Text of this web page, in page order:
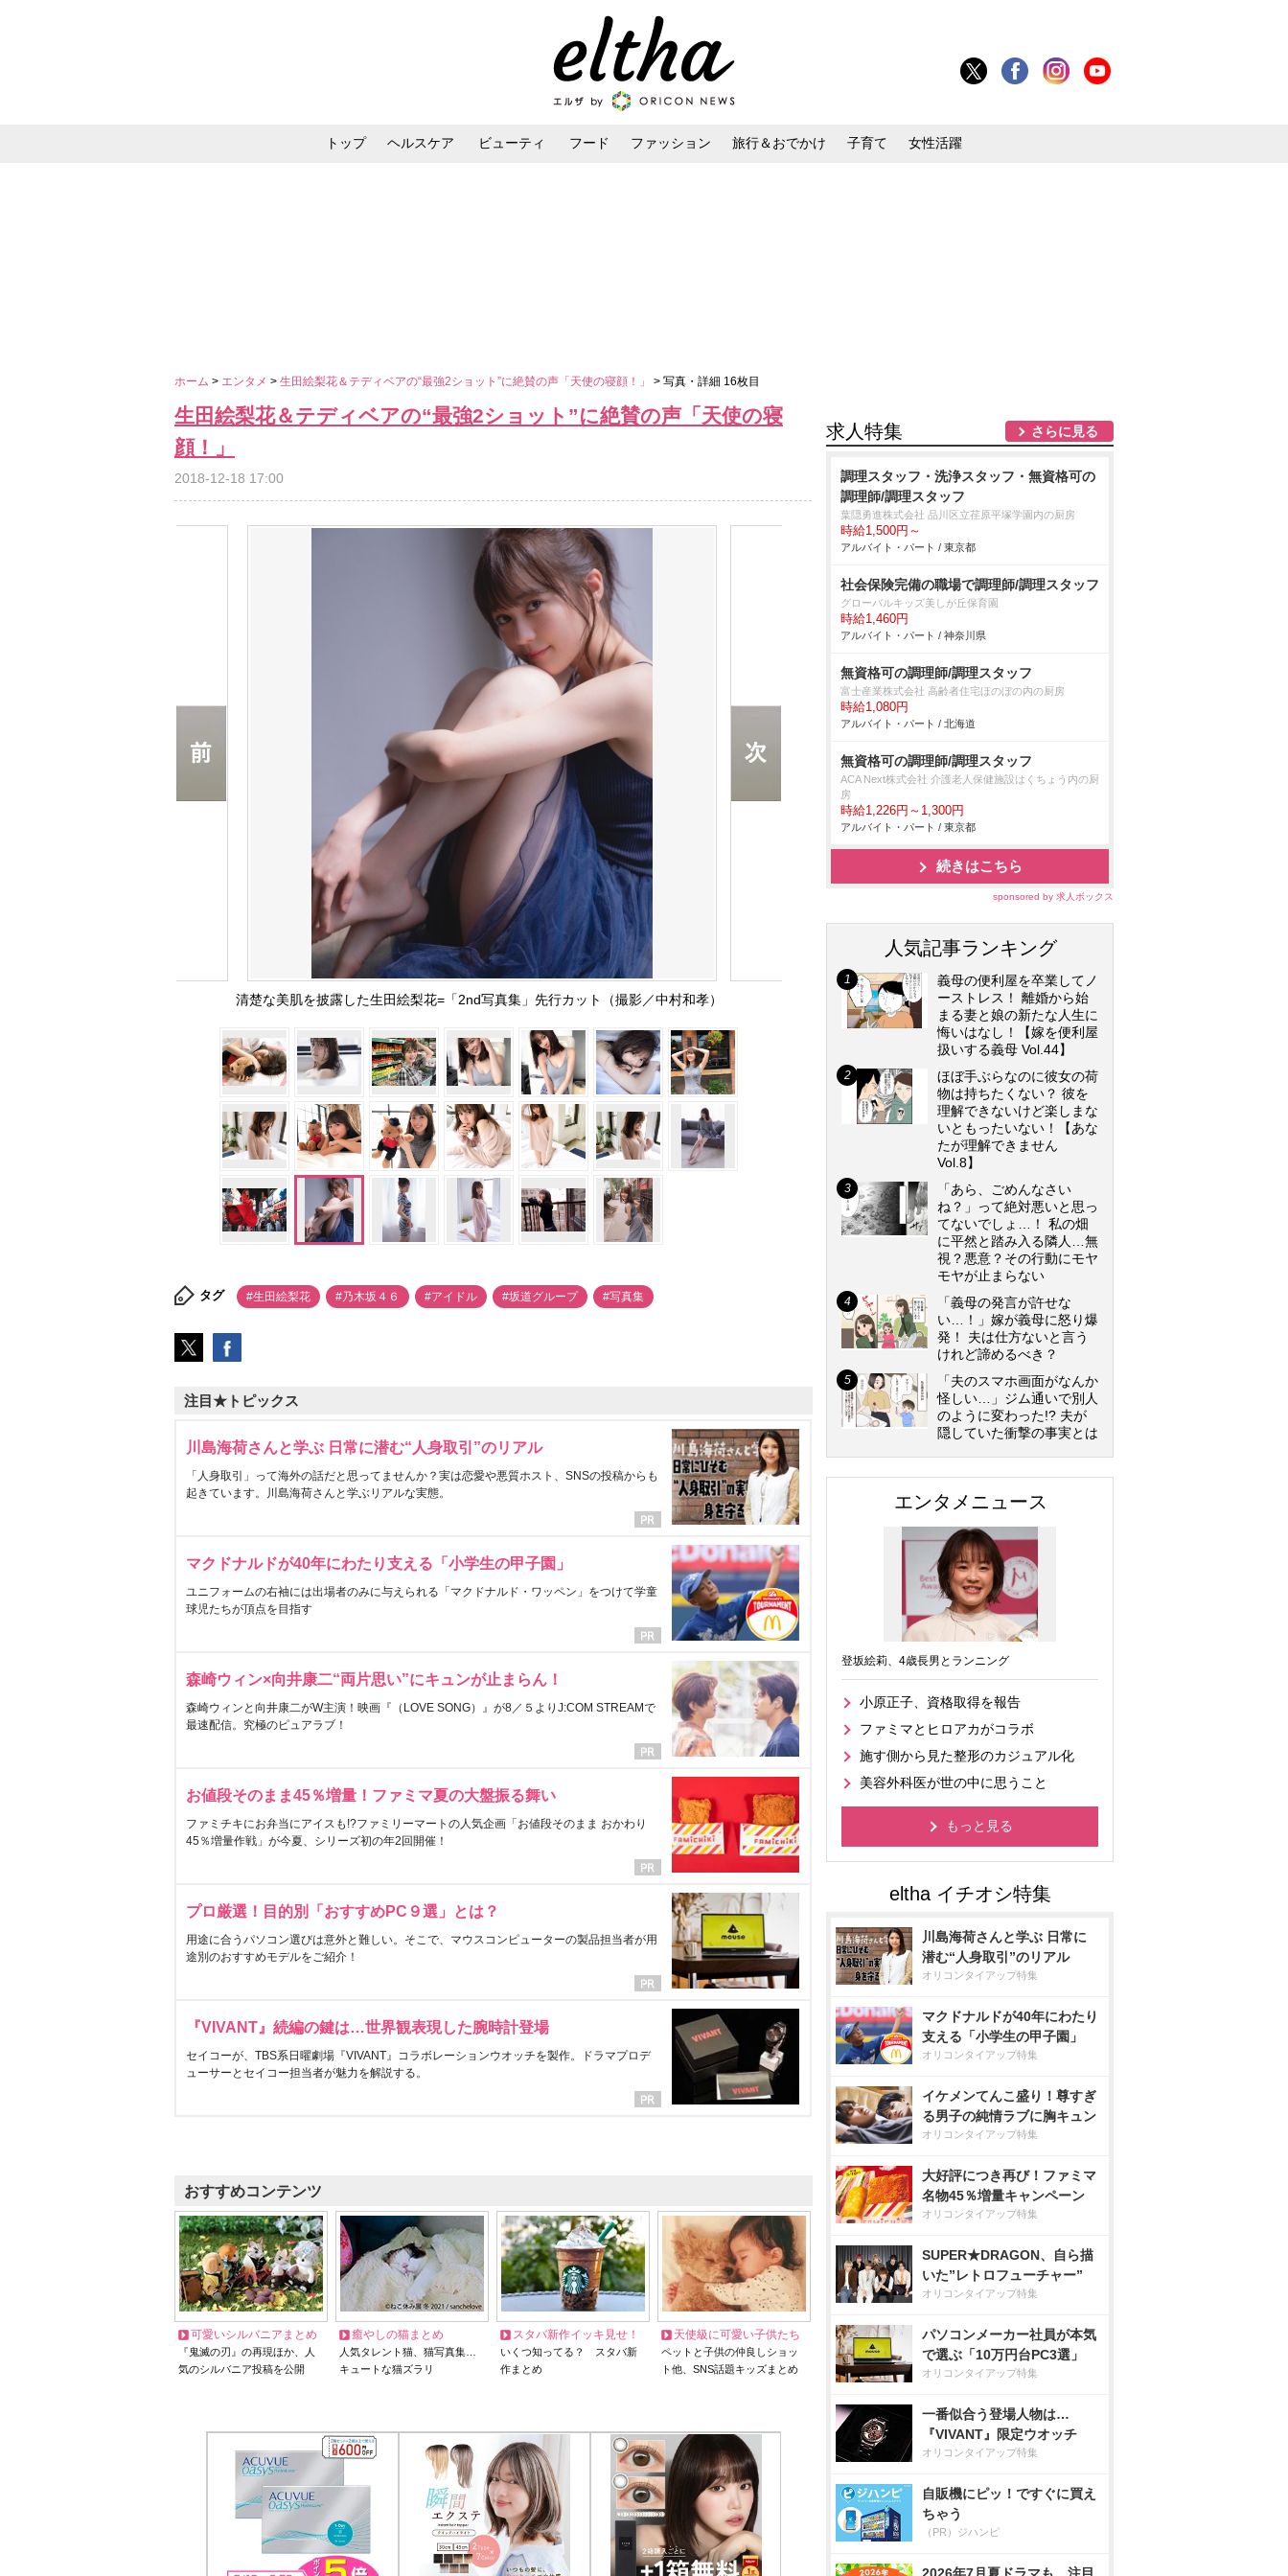
トップ ヘルスケア ビューティ フード ファッション 旅行＆おでかけ 子育て 女性活躍
ホーム > エンタメ > 生田絵梨花＆テディベアの“最強2ショット”に絶賛の声「天使の寝顔！」 > 写真・詳細 16枚目
生田絵梨花＆テディベアの“最強2ショット”に絶賛の声「天使の寝
顔！」
2018-12-18 17:00
清楚な美肌を披露した生田絵梨花=「2nd写真集」先行カット（撮影／中村和孝）
タグ #生田絵梨花 #乃木坂４６ #アイドル #坂道グループ #写真集
注目★トピックス
川島海荷さんと学ぶ 日常に潜む“人身取引”のリアル
「人身取引」って海外の話だと思ってませんか？実は恋愛や悪質ホスト、SNSの投稿からも
起きています。川島海荷さんと学ぶリアルな実態。
マクドナルドが40年にわたり支える「小学生の甲子園」
ユニフォームの右袖には出場者のみに与えられる「マクドナルド・ワッペン」をつけて学童
球児たちが頂点を目指す
森崎ウィン×向井康二“両片思い”にキュンが止まらん！
森崎ウィンと向井康二がW主演！映画『（LOVE SONG）』が8／５よりJ:COM STREAMで
最速配信。究極のピュアラブ！
お値段そのまま45％増量！ファミマ夏の大盤振る舞い
ファミチキにお弁当にアイスも!?ファミリーマートの人気企画「お値段そのまま おかわり
45％増量作戦」が今夏、シリーズ初の年2回開催！
プロ厳選！目的別「おすすめPC９選」とは？
用途に合うパソコン選びは意外と難しい。そこで、マウスコンピューターの製品担当者が用
途別のおすすめモデルをご紹介！
『VIVANT』続編の鍵は…世界観表現した腕時計登場
セイコーが、TBS系日曜劇場『VIVANT』コラボレーションウオッチを製作。ドラマプロデ
ューサーとセイコー担当者が魅力を解説する。
おすすめコンテンツ
可愛いシルバニアまとめ
『鬼滅の刃』の再現ほか、人
気のシルバニア投稿を公開
癒やしの猫まとめ
人気タレント猫、猫写真集…
キュートな猫ズラリ
スタバ新作イッキ見せ！
いくつ知ってる？ スタバ新
作まとめ
天使級に可愛い子供たち
ペットと子供の仲良しショッ
ト他、SNS話題キッズまとめ
求人特集 さらに見る
調理スタッフ・洗浄スタッフ・無資格可の
調理師/調理スタッフ
葉隠勇進株式会社 品川区立荏原平塚学園内の厨房
時給1,500円～
アルバイト・パート / 東京都
社会保険完備の職場で調理師/調理スタッフ
グローバルキッズ美しが丘保育園
時給1,460円
アルバイト・パート / 神奈川県
無資格可の調理師/調理スタッフ
富士産業株式会社 高齢者住宅ほのぼの内の厨房
時給1,080円
アルバイト・パート / 北海道
無資格可の調理師/調理スタッフ
ACA Next株式会社 介護老人保健施設はくちょう内の厨
房
時給1,226円～1,300円
アルバイト・パート / 東京都
続きはこちら
sponsored by 求人ボックス
人気記事ランキング
義母の便利屋を卒業してノ
ーストレス！ 離婚から始
まる妻と娘の新たな人生に
悔いはなし！【嫁を便利屋
扱いする義母 Vol.44】
ほぼ手ぶらなのに彼女の荷
物は持ちたくない？ 彼を
理解できないけど楽しまな
いともったいない！【あな
たが理解できません
Vol.8】
「あら、ごめんなさい
ね？」って絶対悪いと思っ
てないでしょ…！ 私の畑
に平然と踏み入る隣人…無
視？悪意？その行動にモヤ
モヤが止まらない
「義母の発言が許せな
い…！」嫁が義母に怒り爆
発！ 夫は仕方ないと言う
けれど諦めるべき？
「夫のスマホ画面がなんか
怪しい…」ジム通いで別人
のように変わった!? 夫が
隠していた衝撃の事実とは
エンタメニュース
登坂絵莉、4歳長男とランニング
小原正子、資格取得を報告
ファミマとヒロアカがコラボ
施す側から見た整形のカジュアル化
美容外科医が世の中に思うこと
もっと見る
川島海荷さんと学ぶ 日常に
潜む“人身取引”のリアル
オリコンタイアップ特集
マクドナルドが40年にわたり
支える「小学生の甲子園」
オリコンタイアップ特集
イケメンてんこ盛り！尊すぎ
る男子の純情ラブに胸キュン
オリコンタイアップ特集
大好評につき再び！ファミマ
名物45％増量キャンペーン
オリコンタイアップ特集
SUPER★DRAGON、自ら描
いた”レトロフューチャー”
オリコンタイアップ特集
パソコンメーカー社員が本気
で選ぶ「10万円台PC3選」
オリコンタイアップ特集
一番似合う登場人物は…
『VIVANT』限定ウオッチ
オリコンタイアップ特集
自販機にピッ！ですぐに買え
ちゃう
（PR）ジハンピ